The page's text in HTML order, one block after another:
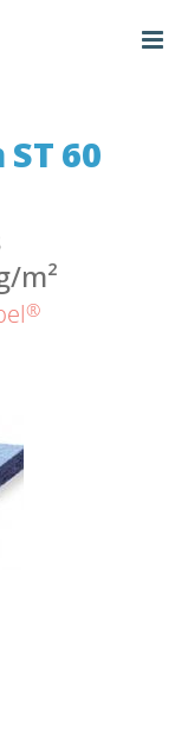
60
m²
®